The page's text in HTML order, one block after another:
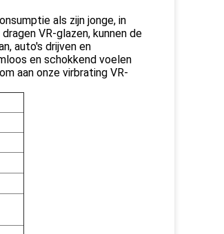
als zijn jonge, in
VR-glazen, kunnen de
auto's drijven en
en schokkend voelen
aan onze virbrating VR-